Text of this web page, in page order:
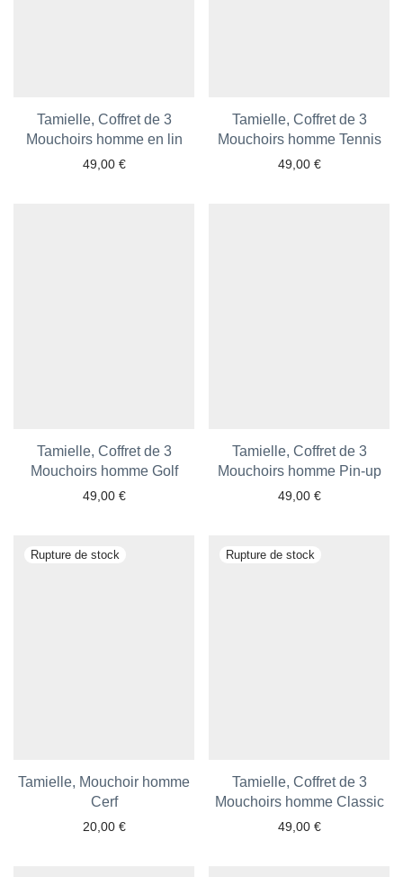
Tamielle, Coffret de 3
Mouchoirs homme en lin
49,00 €
Tamielle, Coffret de 3
Mouchoirs homme Tennis
49,00 €
Tamielle, Coffret de 3
Mouchoirs homme Golf
49,00 €
Tamielle, Coffret de 3
Mouchoirs homme Pin-up
49,00 €
Tamielle, Mouchoir homme
Cerf
20,00 €
Tamielle, Coffret de 3
Mouchoirs homme Classic
49,00 €